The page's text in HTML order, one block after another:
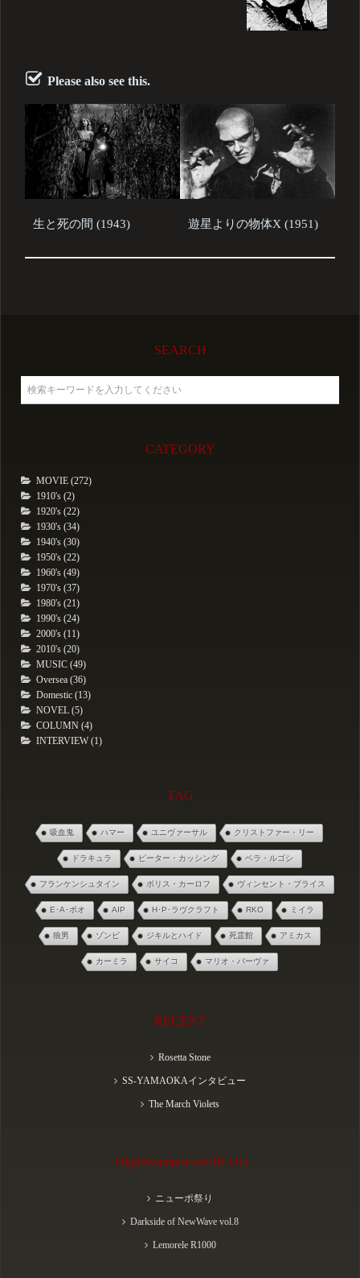
Please also see this.
生と死の間 (1943) 遊星よりの物体X (1951)
SEARCH
CATEGORY
MOVIE (272)
1910's (2)
1920's (22)
1930's (34)
1940's (30)
1950's (22)
1960's (49)
1970's (37)
1980's (21)
1990's (24)
2000's (11)
2010's (20)
MUSIC (49)
Oversea (36)
Domestic (13)
NOVEL (5)
COLUMN (4)
INTERVIEW (1)
TAG
吸血鬼 ハマー ユニヴァーサル クリストファー・リー
ドラキュラ ピーター・カッシング ベラ・ルゴシ
フランケンシュタイン ボリス・カーロフ ヴィンセント・プライス
E･A･ポオ AIP H･P･ラヴクラフト RKO ミイラ
狼男 ゾンビ ジキルとハイド 死霊館 アミカス
カーミラ サイコ マリオ・バーヴァ
RECENT
Rosetta Stone
SS-YAMAOKAインタビュー
The March Violets
Digitalvampire.net:BLOG
ニューポ祭り
Darkside of NewWave vol.8
Lemorele R1000